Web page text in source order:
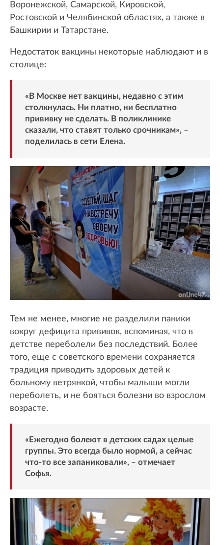
Воронежской, Самарской, Кировской,
Ростовской и Челябинской областях, а также в
Башкирии и Татарстане.
Недостаток вакцины некоторые наблюдают и в
столице:
«В Москве нет вакцины, недавно с этим
столкнулась. Ни платно, ни бесплатно
прививку не сделать. В поликлинике
сказали, что ставят только срочникам», –
поделилась в сети Елена.
Тем не менее, многие не разделили паники
вокруг дефицита прививок, вспоминая, что в
детстве переболели без последствий. Более
того, еще с советского времени сохраняется
традиция приводить здоровых детей к
больному ветрянкой, чтобы малыши могли
переболеть, и не бояться болезни во взрослом
возрасте.
«Ежегодно болеют в детских садах целые
группы. Это всегда было нормой, а сейчас
что-то все запаниковали», – отмечает
Софья.